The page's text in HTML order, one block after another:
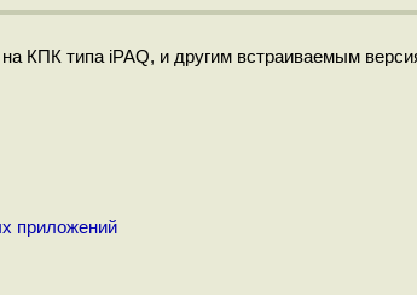
КПК типа iPAQ, и другим встраиваемым
приложений